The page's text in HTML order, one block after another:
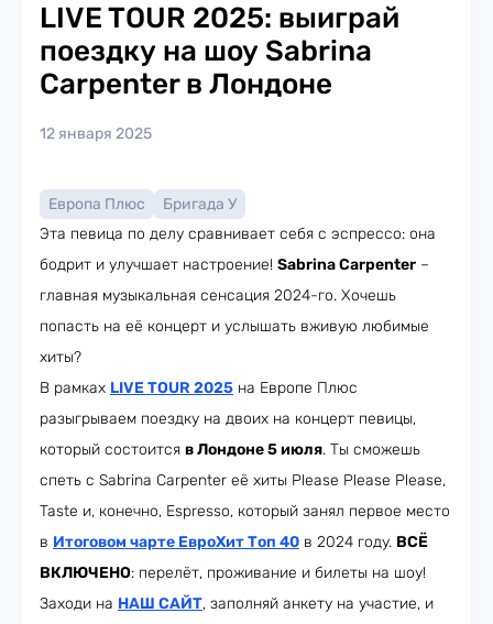
LIVE TOUR 2025: выиграй
поездку на шоу Sabrina
Carpenter в Лондоне
12 января 2025
Европа Плюс
Бригада У
Эта певица по делу сравнивает себя с эспрессо: она
бодрит и улучшает настроение! Sabrina Carpenter –
главная музыкальная сенсация 2024-го. Хочешь
попасть на её концерт и услышать вживую любимые
хиты?
В рамках LIVE TOUR 2025 на Европе Плюс
разыгрываем поездку на двоих на концерт певицы,
который состоится в Лондоне 5 июля. Ты сможешь
спеть с Sabrina Carpenter её хиты Please Please Please,
Taste и, конечно, Espresso, который занял первое место
в Итоговом чарте ЕвроХит Топ 40 в 2024 году. ВСЁ
ВКЛЮЧЕНО: перелёт, проживание и билеты на шоу!
Заходи на НАШ САЙТ, заполняй анкету на участие, и